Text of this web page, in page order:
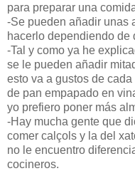
para preparar una
-Se pueden añadir unas
hacerlo dependiendo de
-Tal y como ya he
se le pueden añadir
esto va a gustos de
de pan empapado en
yo prefiero poner más
-Hay mucha gente que
comer calçols y la del
no le encuentro
cocineros.